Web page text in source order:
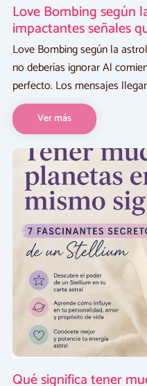
Love Bombing según
impactantes señales
Love Bombing según la
no deberías ignorar Al
perfecto. Los mensajes
Ver más
Astrología
Qué significa tener